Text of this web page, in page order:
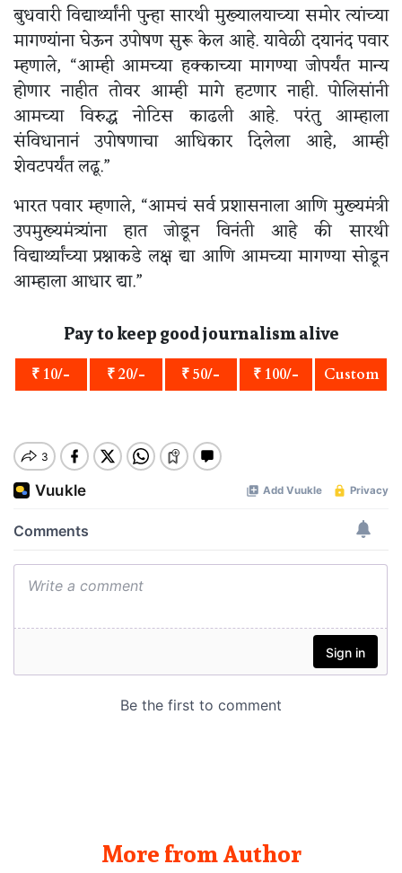
बुधवारी विद्यार्थ्यांनी पुन्हा सारथी मुख्यालयाच्या समोर त्यांच्या
मागण्यांना घेऊन उपोषण सुरू केल आहे. यावेळी दयानंद पवार
म्हणाले, “आम्ही आमच्या हक्काच्या मागण्या जोपर्यंत मान्य
होणार नाहीत तोवर आम्ही मागे हटणार नाही. पोलिसांनी
आमच्या विरुद्ध नोटिस काढली आहे. परंतु आम्हाला
संविधानानं उपोषणाचा आधिकार दिलेला आहे, आम्ही
शेवटपर्यंत लढू.”
भारत पवार म्हणाले, “आमचं सर्व प्रशासनाला आणि मुख्यमंत्री
उपमुख्यमंत्र्यांना हात जोडून विनंती आहे की सारथी
विद्यार्थ्यांच्या प्रश्नाकडे लक्ष द्या आणि आमच्या मागण्या सोडून
आम्हाला आधार द्या.”
Pay to keep good journalism alive
₹ 10/- ₹ 20/- ₹ 50/- ₹ 100/- Custom
More from Author